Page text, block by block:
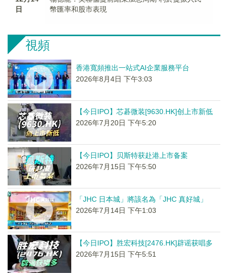
日
幣匯率和股市表現
視頻
香港寬頻推出一站式AI企業服務平台
2026年8月4日 下午3:03
【今日IPO】芯碁微装[9630.HK]创上市新低
2026年7月20日 下午5:20
【今日IPO】贝斯特获赴港上市备案
2026年7月15日 下午5:50
「JHC 日本城」將該名為「JHC 真好城」
2026年7月14日 下午1:03
【今日IPO】胜宏科技[2476.HK]辟谣获唱多
2026年7月15日 下午5:51